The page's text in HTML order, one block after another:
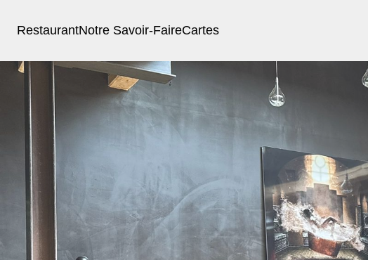
RestaurantNotre Savoir-FaireCartes